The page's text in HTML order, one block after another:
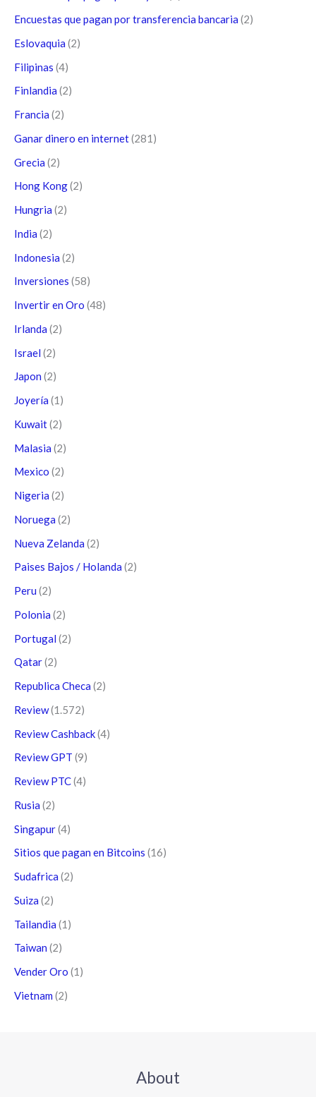
Encuestas que pagan por transferencia bancaria (2)
Eslovaquia (2)
Filipinas (4)
Finlandia (2)
Francia (2)
Ganar dinero en internet(281)
Grecia (2)
Hong Kong(2)
Hungria (2)
India (2)
Indonesia (2)
Inversiones (58)
Invertir en Oro (48)
Irlanda (2)
Israel (2)
Japon (2)
Joyería (1)
Kuwait(2)
Malasia (2)
Mexico (2)
Nigeria (2)
Noruega (2)
Nueva Zelanda (2)
Paises Bajos / Holanda (2)
Peru (2)
Polonia (2)
Portugal (2)
Qatar(2)
Republica Checa (2)
Review(1.572)
Review Cashback(4)
Review GPT (9)
Review PTC(4)
Rusia (2)
Singapur(4)
Sitios que pagan en Bitcoins (16)
Sudafrica (2)
Suiza (2)
Tailandia (1)
Taiwan (2)
Vender Oro (1)
Vietnam (2)
About